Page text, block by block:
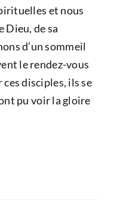
et nous
Dieu, de sa
d’un sommeil
le rendez-vous
disciples, ils se
pu voir la gloire